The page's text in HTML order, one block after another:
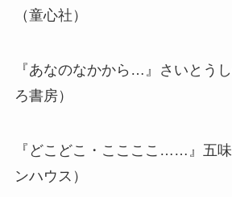
（童心社）
『あなのなかから…』さいとう
ろ書房）
『どこどこ・ここここ……』五
ンハウス）